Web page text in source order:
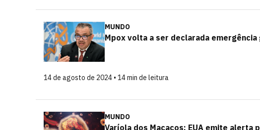
MUNDO
Mpox volta a ser declarada
14 de agosto de 2024 • 14 min de leitura
MUNDO
Varíola dos Macacos: EUA emite alerta